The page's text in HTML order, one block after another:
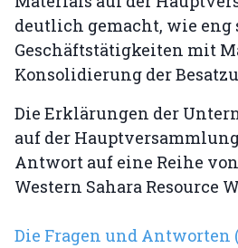
deutlich gemacht, wie eng
Geschäftstätigkeiten mit
Konsolidierung der
Die Erklärungen der
auf der
Antwort auf eine Reihe
Western Sahara Resource
Die Fragen und